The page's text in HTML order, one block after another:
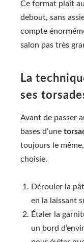
Ce format plaît
debout, sans
compte
salon pas très
La
ses
Avant de passer
bases d’une
toujours le
choisie.
Dérouler la
en la laissant
Étaler la
un bord